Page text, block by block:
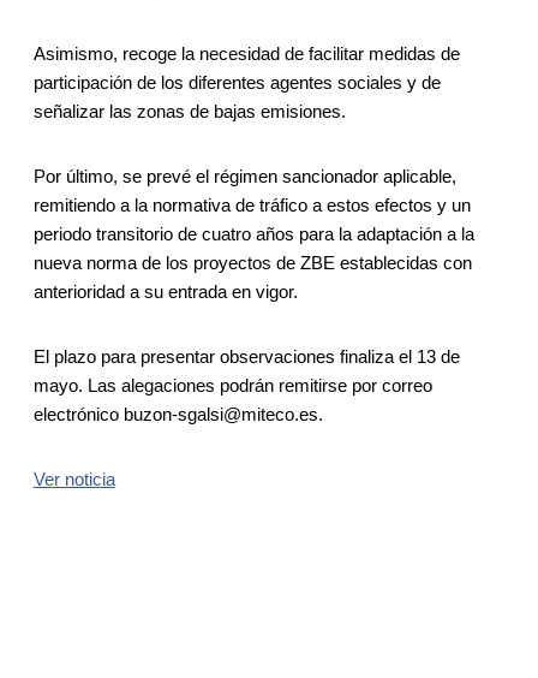
Asimismo, recoge la necesidad de facilitar medidas de
participación de los diferentes agentes sociales y de
señalizar las zonas de bajas emisiones.
Por último, se prevé el régimen sancionador aplicable,
remitiendo a la normativa de tráfico a estos efectos y un
periodo transitorio de cuatro años para la adaptación a la
nueva norma de los proyectos de ZBE establecidas con
anterioridad a su entrada en vigor.
El plazo para presentar observaciones finaliza el 13 de
mayo. Las alegaciones podrán remitirse por correo
electrónico buzon-sgalsi@miteco.es.
Ver noticia